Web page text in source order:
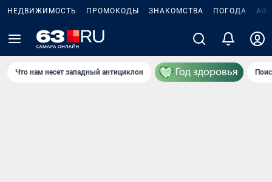
НЕДВИЖИМОСТЬ ПРОМОКОДЫ ЗНАКОМСТВА ПОГОДА
Что нам несет западный антициклон